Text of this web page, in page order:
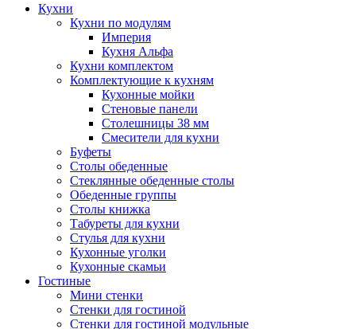
Кухни
Кухни по модулям
Империя
Кухня Альфа
Кухни комплектом
Комплектующие к кухням
Кухонные мойки
Стеновые панели
Столешницы 38 мм
Смесители для кухни
Буфеты
Столы обеденные
Стеклянные обеденные столы
Обеденные группы
Столы книжка
Табуреты для кухни
Стулья для кухни
Кухонные уголки
Кухонные скамьи
Гостиные
Мини стенки
Стенки для гостиной
Стенки для гостиной модульные